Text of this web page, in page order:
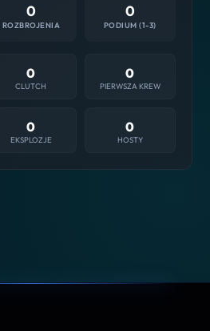
0
ROZBROJENIA
0
PODIUM (1-3)
0
CLUTCH
0
PIERWSZA KREW
0
EKSPLOZJE
0
HOSTY